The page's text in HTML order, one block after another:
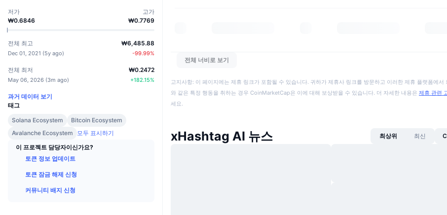
저가
₩0.6846
고가
₩0.7769
전체 최고
Dec 01, 2021 (5y ago)
₩6,485.88
-99.99%
전체 최저
May 06, 2026 (3m ago)
₩0.2472
+182.15%
과거 데이터 보기
태그
Solana Ecosystem
Bitcoin Ecosystem
Avalanche Ecosystem
모두 표시하기
이 프로젝트 담당자이신가요?
토큰 정보 업데이트
토큰 잠금 해제 신청
커뮤니티 배지 신청
전체 너비로 보기
고지사항: 이 페이지에는 제휴 링크가 포함될 수 있습니다. 귀하가 제휴사 링크를 방문하고 이러한 제휴 플랫폼에서
와 같은 특정 행동을 취하는 경우 CoinMarketCap은 이에 대해 보상받을 수 있습니다. 더 자세한 내용은 제휴 관련
세요.
xHashtag AI 뉴스 최상위 최신